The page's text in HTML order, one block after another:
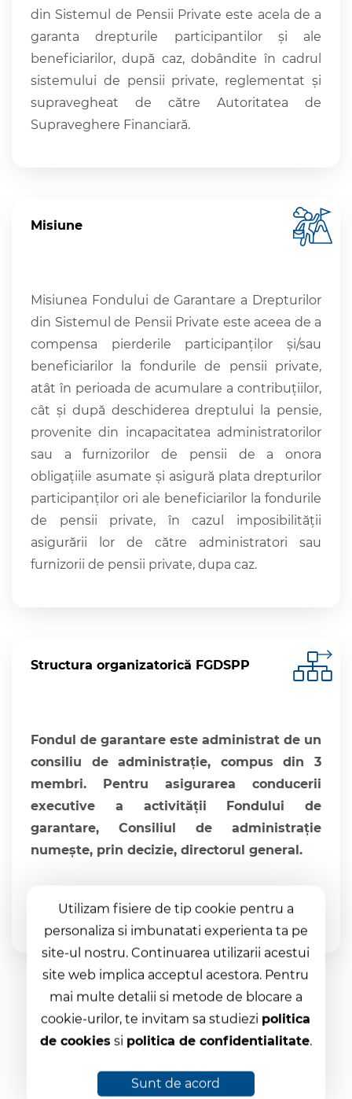
din Sistemul de Pensii Private este acela de a
garanta drepturile participantilor şi ale
beneficiarilor, după caz, dobândite în cadrul
sistemului de pensii private, reglementat şi
supravegheat de către Autoritatea de
Supraveghere Financiară.
Misiune
Misiunea Fondului de Garantare a Drepturilor
din Sistemul de Pensii Private este aceea de a
compensa pierderile participanţilor şi/sau
beneficiarilor la fondurile de pensii private,
atât în perioada de acumulare a contribuţiilor,
cât şi după deschiderea dreptului la pensie,
provenite din incapacitatea administratorilor
sau a furnizorilor de pensii de a onora
obligaţiile asumate şi asigură plata drepturilor
participanţilor ori ale beneficiarilor la fondurile
de pensii private, în cazul imposibilităţii
asigurării lor de către administratori sau
furnizorii de pensii private, dupa caz.
Structura organizatorică FGDSPP
Fondul de garantare este administrat de un
consiliu de administraţie, compus din 3
membri. Pentru asigurarea conducerii
executive a activităţii Fondului de
garantare, Consiliul de administraţie
numeşte, prin decizie, directorul general.
Informații Utile
Utilizam fisiere de tip cookie pentru a
personaliza si imbunatati experienta ta pe
site-ul nostru. Continuarea utilizarii acestui
site web implica acceptul acestora. Pentru
mai multe detalii si metode de blocare a
cookie-urilor, te invitam sa studiezi politica
de cookies si politica de confidentialitate.
Sunt de acord